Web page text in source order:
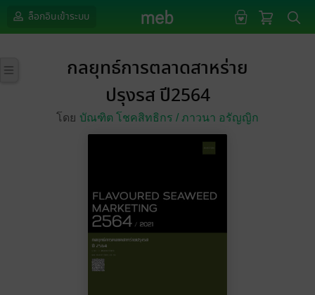
ล็อกอินเข้าระบบ
กลยุทธ์การตลาดสาหร่าย
ปรุงรส ปี2564
โดย บัณฑิต โชคสิทธิกร /ภาวนา อรัญญิก